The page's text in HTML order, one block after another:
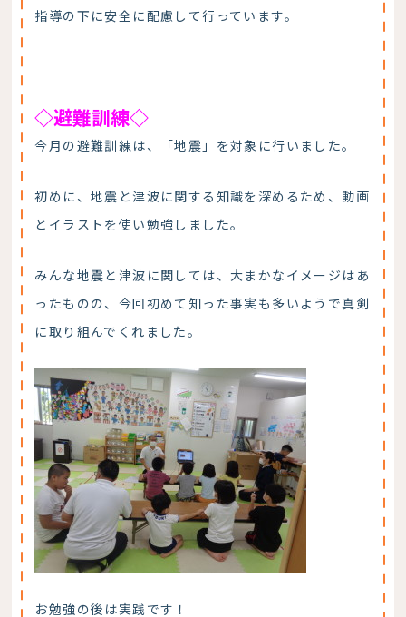
指導の下に安全に配慮して行っています。
◇避難訓練◇
今月の避難訓練は、「地震」を対象に行いました。
初めに、地震と津波に関する知識を深めるため、動画
とイラストを使い勉強しました。
みんな地震と津波に関しては、大まかなイメージはあ
ったものの、今回初めて知った事実も多いようで真剣
に取り組んでくれました。
お勉強の後は実践です！